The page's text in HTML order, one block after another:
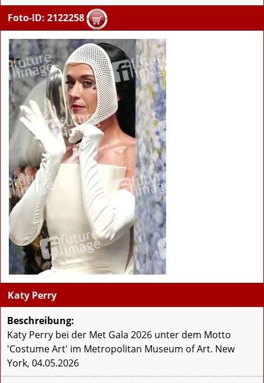
Foto-ID: 2122258
Katy Perry
Beschreibung:
Katy Perry bei der Met Gala 2026 unter dem Motto
'Costume Art' im Metropolitan Museum of Art. New
York, 04.05.2026